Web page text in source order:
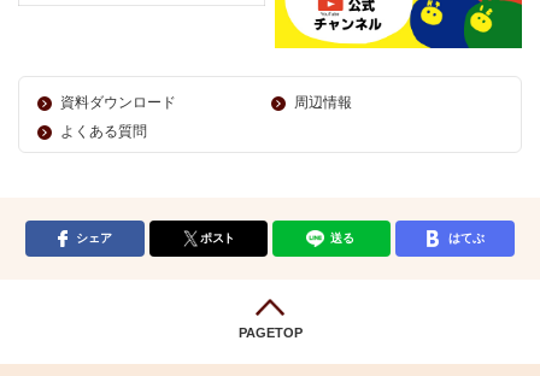
資料ダウンロード
周辺情報
よくある質問
シェア ポスト 送る はてぶ
PAGETOP